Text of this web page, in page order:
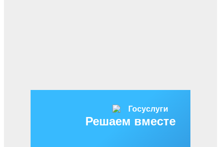
Решаем вместе